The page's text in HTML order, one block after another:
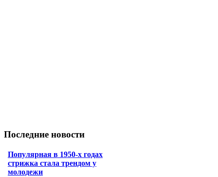
Последние новости
Популярная в 1950-х годах
стрижка стала трендом у
молодежи